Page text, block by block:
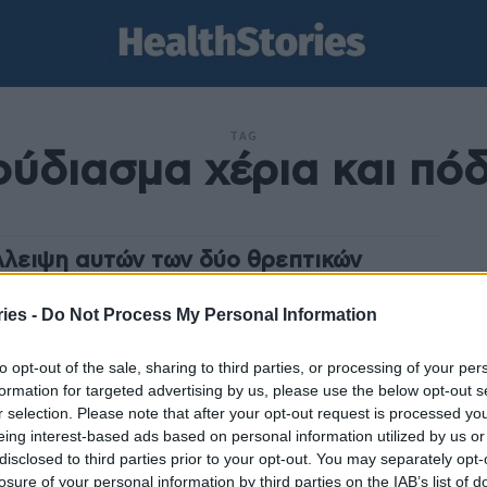
- Do Not Process My Personal Information
opt-out of the sale, sharing to third parties, or processing of your
for targeted advertising by us, please use the below opt-out
selection. Please note that after your opt-out request is processed
interest-based ads based on personal information utilized by us
to third parties prior to your opt-out. You may separately
of your personal information by third parties on the IAB’s list of
TAG
χέρια και
αυτών των δύο θρεπτικών
σε χέρια και πόδια
σε χέρια και πόδια μπορεί να είναι σύμπτωμα
καταστάσεων, αλλά ένα από τα πρώτα πράγματα
εξετάσει ο γιατρός πριν...